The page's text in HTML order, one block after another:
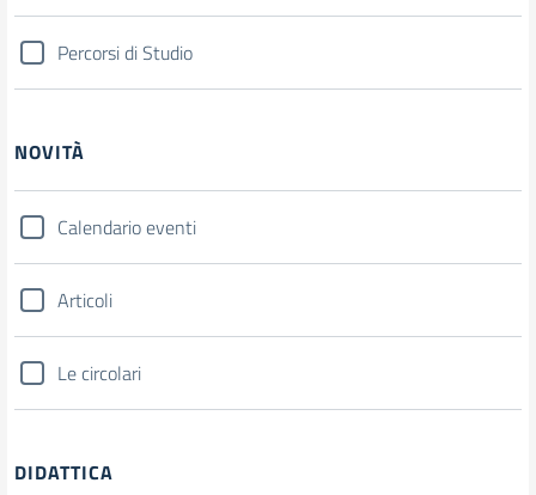
Percorsi di Studio
NOVITÀ
Calendario eventi
Articoli
Le circolari
DIDATTICA